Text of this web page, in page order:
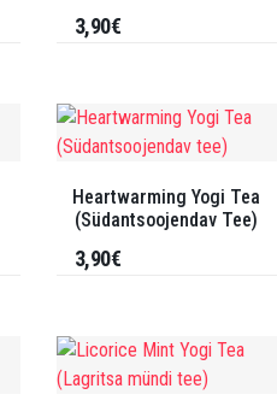
3,90€
Heartwarming Yogi Tea
(Südantsoojendav Tee)
3,90€